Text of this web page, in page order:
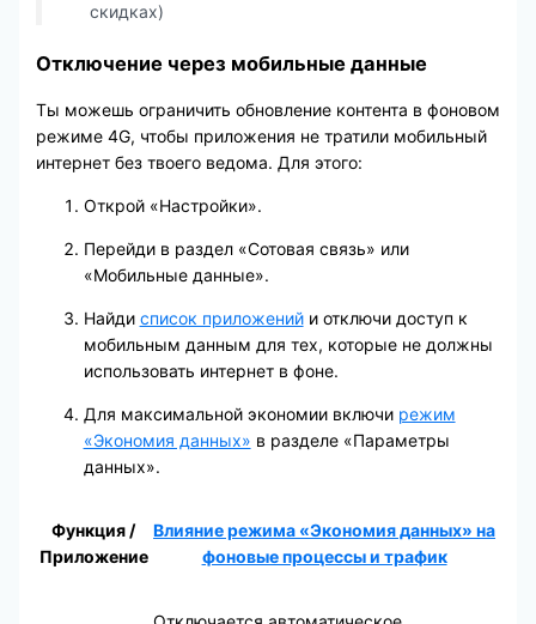
скидках)
Отключение через мобильные данные
Ты можешь ограничить обновление контента в фоновом
режиме 4G, чтобы приложения не тратили мобильный
интернет без твоего ведома. Для этого:
Открой «Настройки».
Перейди в раздел «Сотовая связь» или
«Мобильные данные».
Найди список приложенийи отключи доступ к
мобильным данным для тех, которые не должны
использовать интернет в фоне.
Для максимальной экономии включи режим
«Экономия данных» в разделе «Параметры
данных».
Функция /
Приложение
Влияние режима «Экономия данных» на
фоновые процессы и трафик